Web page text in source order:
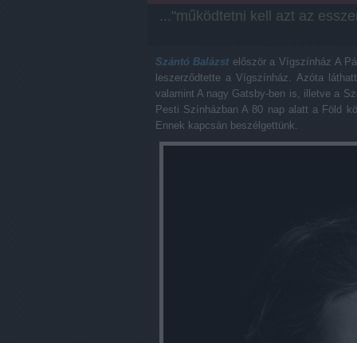
..."működtetni kell azt az
Szántó Balázstelőször a Vígszínház A
leszerződtette a Vígszínház. Azóta
valamint A nagy Gatsby-ben is, illetve a
Pesti Színházban A 80 nap alatt a Föld
Ennek kapcsán beszélgettünk.